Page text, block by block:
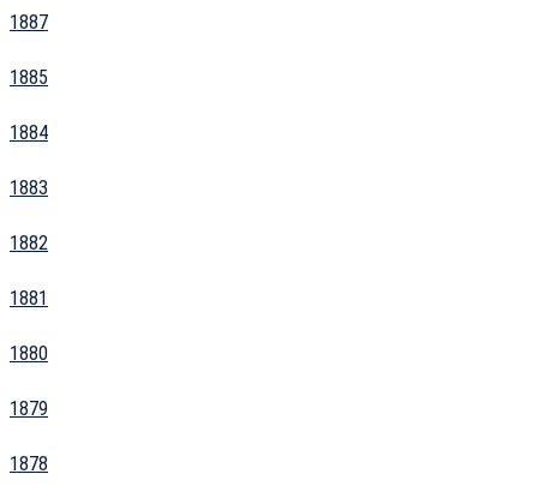
1887
1885
1884
1883
1882
1881
1880
1879
1878